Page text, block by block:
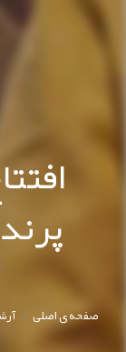
صفحه ی اصلی/ آرشیو